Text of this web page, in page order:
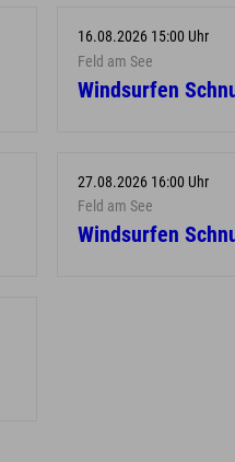
16.08.2026 15:00 Uhr
Feld am See
Windsurfen
27.08.2026 16:00 Uhr
Feld am See
Windsurfen